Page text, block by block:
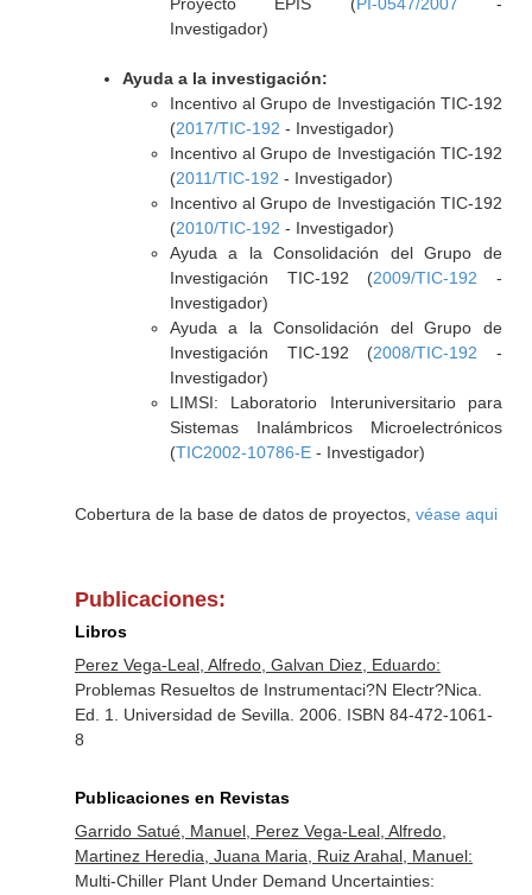
Investigador)
Ayuda a la investigación:
Incentivo al Grupo de Investigación TIC-192
(2017/TIC-192 - Investigador)
Incentivo al Grupo de Investigación TIC-192
(2011/TIC-192 - Investigador)
Incentivo al Grupo de Investigación TIC-192
(2010/TIC-192 - Investigador)
Ayuda a la Consolidación del Grupo de
Investigación TIC-192 (2009/TIC-192 -
Investigador)
Ayuda a la Consolidación del Grupo de
Investigación TIC-192 (2008/TIC-192 -
Investigador)
LIMSI: Laboratorio Interuniversitario para
Sistemas Inalámbricos Microelectrónicos
(TIC2002-10786-E- Investigador)
Cobertura de la base de datos de proyectos, véase aqui
Publicaciones:
Libros
Perez Vega-Leal, Alfredo, Galvan Diez, Eduardo:
Problemas Resueltos de Instrumentaci?N Electr?Nica.
Ed. 1. Universidad de Sevilla. 2006. ISBN 84-472-1061-
8
Publicaciones en Revistas
Garrido Satué, Manuel, Perez Vega-Leal, Alfredo,
Martinez Heredia, Juana Maria, Ruiz Arahal, Manuel:
Multi-Chiller Plant Under Demand Uncertainties: